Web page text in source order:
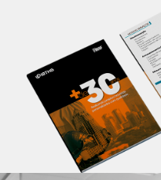
Apresente informações
produto/serviço em um
profissional. Um material
melhores resultados.
Saiba mais